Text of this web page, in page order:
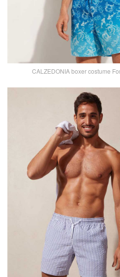
CALZEDONIA boxer costume